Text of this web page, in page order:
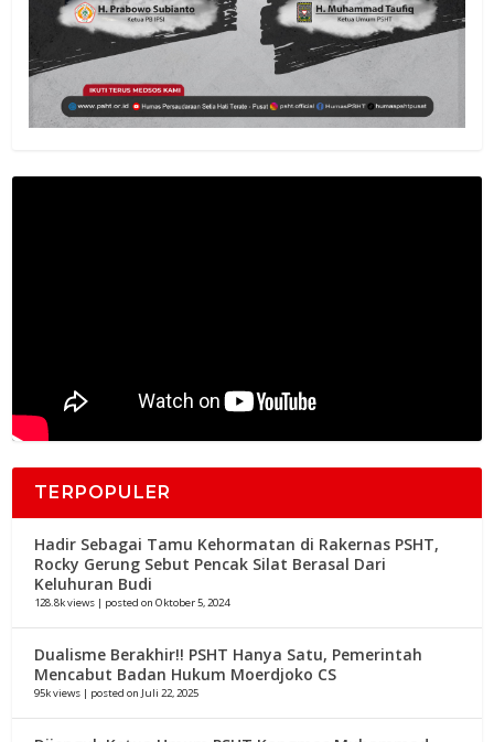
TERPOPULER
Hadir Sebagai Tamu Kehormatan di Rakernas PSHT,
Rocky Gerung Sebut Pencak Silat Berasal Dari
Keluhuran Budi
128.8k views | posted on Oktober 5, 2024
Dualisme Berakhir!! PSHT Hanya Satu, Pemerintah
Mencabut Badan Hukum Moerdjoko CS
95k views | posted on Juli 22, 2025